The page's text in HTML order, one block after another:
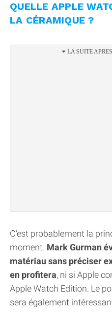
QUELLE APPLE
LA CÉRAMIQUE ?
C’est probablement la
moment. Mark Gurman
matériau sans préciser
en profitera, ni si Apple
Apple Watch Edition. Le
sera également